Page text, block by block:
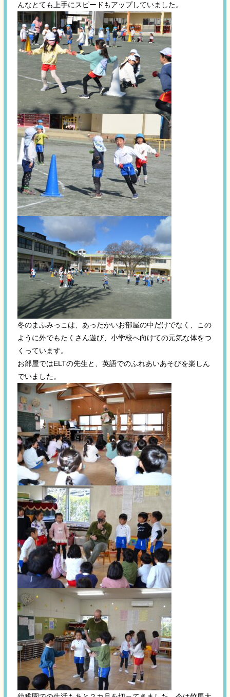
んなとても上手にスピードもアップしていました。
冬のまふみっこは、あったかいお部屋の中だけでなく、この
ように外でもたくさん遊び、小学校へ向けての元気な体をつ
くっています。
お部屋ではELTの先生と、英語でのふれあいあそびを楽しん
でいました。